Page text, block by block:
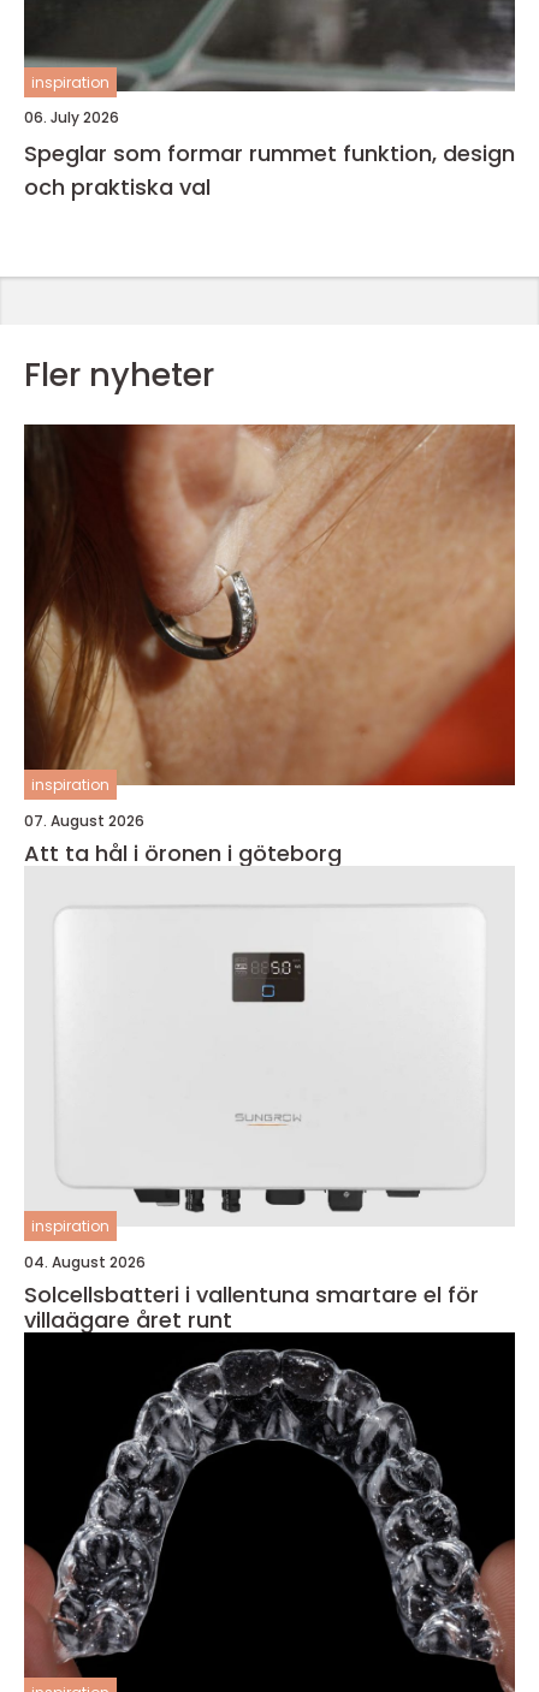
inspiration
06. July 2026
Speglar som formar rummet funktion, design
och praktiska val
Fler nyheter
inspiration
07. August 2026
Att ta hål i öronen i göteborg
inspiration
04. August 2026
Solcellsbatteri i vallentuna smartare el för
villaägare året runt